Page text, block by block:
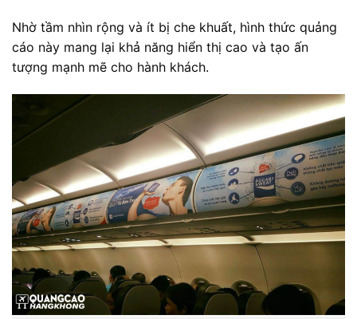
Nhờ tầm nhìn rộng và ít bị che khuất, hình thức quảng
cáo này mang lại khả năng hiển thị cao và tạo ấn
tượng mạnh mẽ cho hành khách.